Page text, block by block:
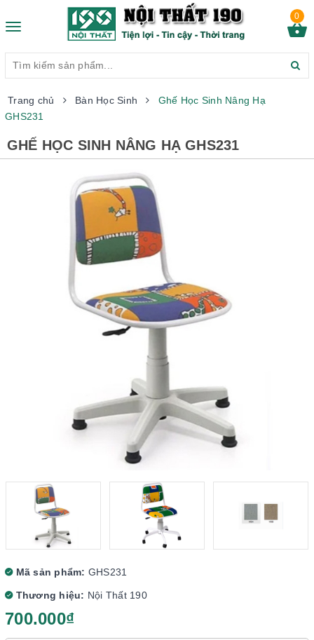
Toggle
0
Trang chủ Bàn Học Sinh
Ghế Học Sinh Nâng Hạ
GHS231
GHẾ HỌC SINH NÂNG HẠ GHS231
Mã sản phẩm: GHS231
Thương hiệu: Nội Thất 190
700.000₫